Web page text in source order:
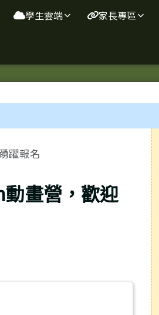
學生雲端 家長專區
躍報名
畫營，歡迎